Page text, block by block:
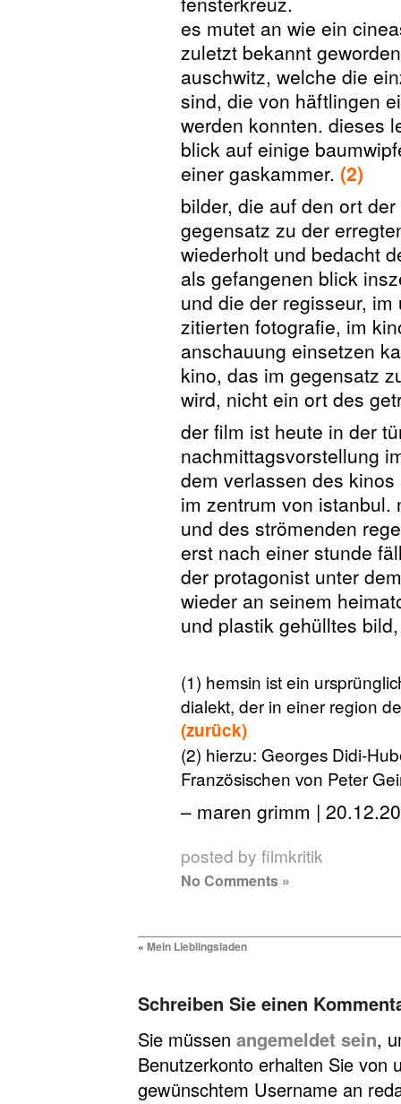
es mutet an wie ein
zuletzt bekannt
auschwitz, welche die
sind, die von häftlingen
werden konnten. dieses
blick auf einige
einer gaskammer. (2)
bilder, die auf den ort
gegensatz zu der
wiederholt und bedacht
als gefangenen blick
und die der regisseur,
zitierten fotografie, im
anschauung einsetzen
kino, das im gegensatz
wird, nicht ein ort des
der film ist heute in der
nachmittagsvorstellung
dem verlassen des
im zentrum von
und des strömenden
erst nach einer stunde
der protagonist unter
wieder an seinem
und plastik gehülltes
(1) hemsin ist ein
dialekt, der in einer region
(zurück)
(2) hierzu: Georges Didi-
Französischen von Peter
– maren grimm |
posted by filmkritik
No Comments »
« Mein Lieblingsladen
Schreiben Sie einen
Sie müssen angemeldet sein,
Benutzerkonto erhalten Sie von
gewünschtem Username an